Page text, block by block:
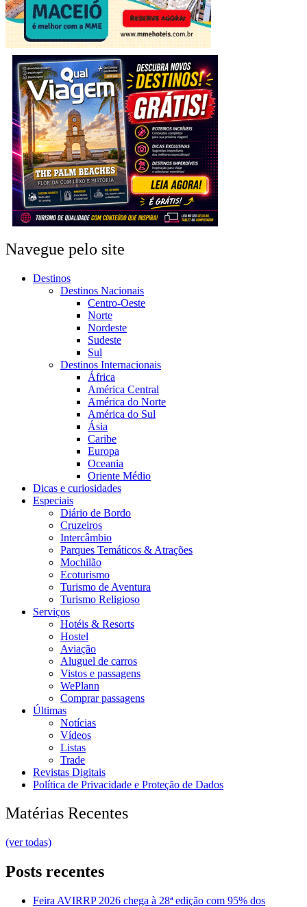
Navegue pelo site
Destinos
Destinos Nacionais
Centro-Oeste
Norte
Nordeste
Sudeste
Sul
Destinos Internacionais
África
América Central
América do Norte
América do Sul
Ásia
Caribe
Europa
Oceania
Oriente Médio
Dicas e curiosidades
Especiais
Diário de Bordo
Cruzeiros
Intercâmbio
Parques Temáticos & Atrações
Mochilão
Ecoturismo
Turismo de Aventura
Turismo Religioso
Serviços
Hotéis & Resorts
Hostel
Aviação
Aluguel de carros
Vistos e passagens
WePlann
Comprar passagens
Últimas
Notícias
Vídeos
Listas
Trade
Revistas Digitais
Política de Privacidade e Proteção de Dados
Matérias Recentes
(ver todas)
Posts recentes
Feira AVIRRP 2026 chega à 28ª edição com 95% dos